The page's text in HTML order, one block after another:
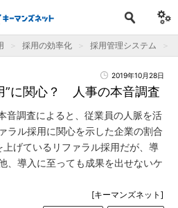
採用の効率化 採用管理システム
2019年10月28日
”に関心？ 人事の本音調査
音調査によると、従業員の人脈を活
ラル採用に関心を示した企業の割合
げているリファラル採用だが、導
、導入に至っても成果を出せないケ
[キーマンズネット]